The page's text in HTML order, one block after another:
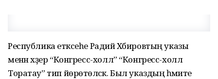
Республика етәксеһе Радий Хәбировтың указы
менән хәҙер “Конгресс-холл” “Конгресс-холл
Торатау” тип йөрөтөләсәк. Был указдың әһәмиәте